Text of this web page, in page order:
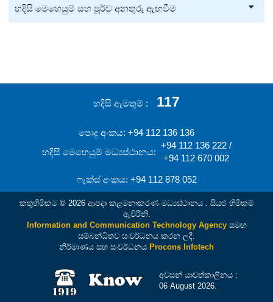
හදිසි මෙහෙයුම් සහ පූර්ව අනතුරු ඇඟවීම
හදිසි ඇමතුම් 117
පොදු අංකය: +94 112 136 136
හදිසි මෙහෙයුම් මධ්‍යස්ථානය:
+94 112 136 222 /
+94 112 670 002
ෆැක්ස් අංකය: +94 112 878 052
කතුහිමිකම © 2026 ආපදා කළමනාකරණ මධ්‍යස්ථානය . සියළු හිමිකම්
ඇවිරිනි.
Information and Communication Technology Agencyසමඟ
සම්බන්ධිතව සංවර්ධනය කරන ලදී.
නිර්මාණය සහ සංවර්ධනය Procons Infotech
අවසන් යාවත්කාලීනය :
06 August 2026.